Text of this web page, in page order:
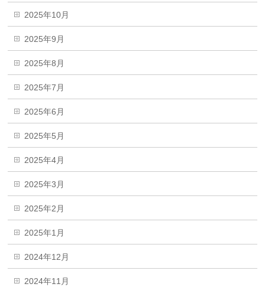
2025年10月
2025年9月
2025年8月
2025年7月
2025年6月
2025年5月
2025年4月
2025年3月
2025年2月
2025年1月
2024年12月
2024年11月